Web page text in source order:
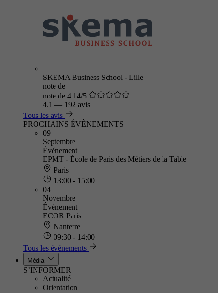
SKEMA Business School - Lille
note de
note de 4.14/5
4.1 — 192 avis
Tous les avis
PROCHAINS ÉVÈNEMENTS
09
Septembre
Événement
EPMT - École de Paris des Métiers de la Table
Paris
13:00 - 15:00
04
Novembre
Événement
ECOR Paris
Nanterre
09:30 - 14:00
Tous les événements
Média
S’INFORMER
Actualité
Orientation